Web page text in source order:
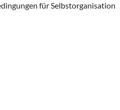
für Selbstorganisation